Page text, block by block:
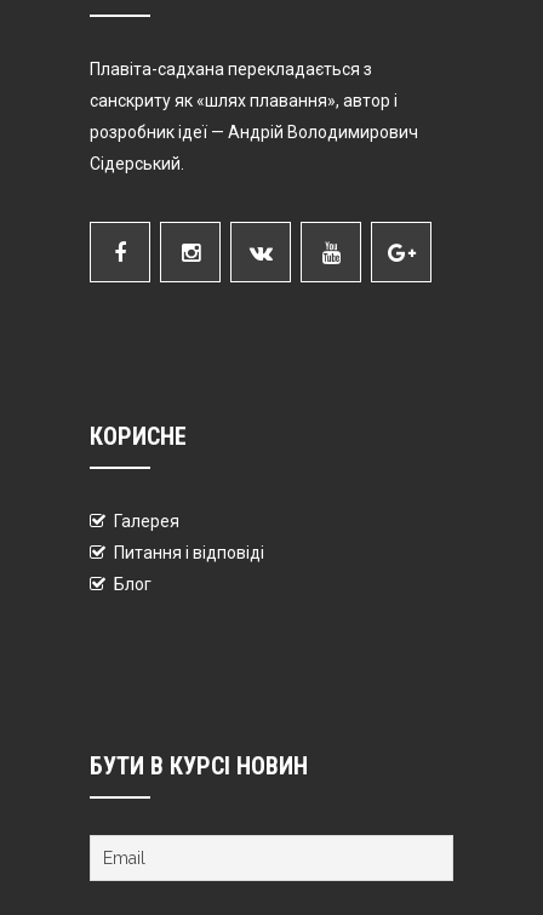
Плавіта-садхана перекладається з
санскриту як «шлях плавання», автор і
розробник ідеї — Андрій Володимирович
Сідерський.
КОРИСНЕ
Галерея
Питання і відповіді
Блог
БУТИ В КУРСІ НОВИН